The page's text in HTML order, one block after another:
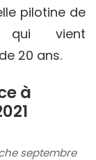
pilotine de
qui vient
20 ans.
à
septembre